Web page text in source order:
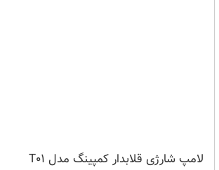
لامپ شارژی قلابدار کمپینگ مدل T01